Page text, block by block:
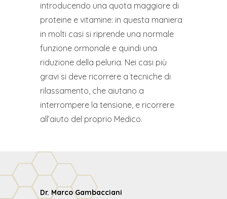
introducendo una quota maggiore di
proteine e vitamine: in questa maniera
in molti casi si riprende una normale
funzione ormonale e quindi una
riduzione della peluria. Nei casi più
gravi si deve ricorrere a tecniche di
rilassamento, che aiutano a
interrompere la tensione, e ricorrere
all’aiuto del proprio Medico.
Dr. Marco Gambacciani